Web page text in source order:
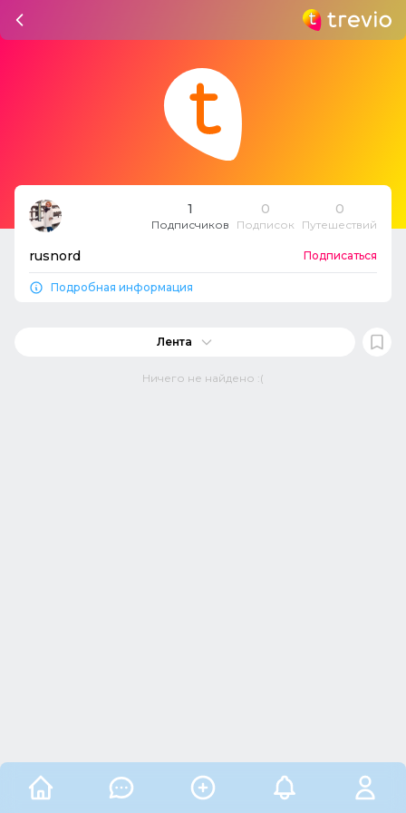
1
Подписчиков
0
Подписок
0
Путешествий
rusnord Подписаться
Подробная информация
Лента
Ничего не найдено :(